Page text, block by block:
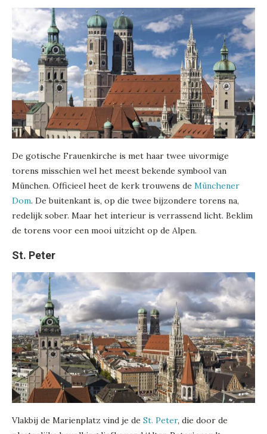
De gotische Frauenkirche is met haar twee uivormige
torens misschien wel het meest bekende symbool van
München. Officieel heet de kerk trouwens de Münchener
Dom. De buitenkant is, op die twee bijzondere torens na,
redelijk sober. Maar het interieur is verrassend licht. Beklim
de torens voor een mooi uitzicht op de Alpen.
St. Peter
Vlakbij de Marienplatz vind je de St. Peter, die door de